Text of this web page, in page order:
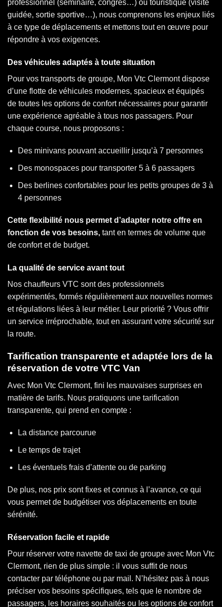
professionnel (séminaire, congrès…) ou touristique (visite
guidée, sortie sportive…), nous comprenons les enjeux liés
à ce type de déplacements et mettons tout en œuvre pour
répondre à vos exigences.
Des véhicules adaptés à toute situation
Pour vos transports de groupe, Mon Vtc Clermont dispose
d’une flotte de véhicules modernes, spacieux et équipés
de toutes les options de confort nécessaires pour garantir
une expérience agréable à tous nos passagers. Pour
chaque course, nous proposons :
Des minivans pouvant accueillir jusqu’à 7 personnes
Des monospaces pour transporter 5 à 6 passagers
Des berlines confortables pour les petits groupes de 3 à
4 personnes
Cette flexibilité nous permet d’adapter notre offre en
fonction de vos besoins, tant en termes de volume que
de confort et de budget.
La qualité de service avant tout
Nos chauffeurs VTC sont des professionnels
expérimentés, formés régulièrement aux nouvelles normes
et régulations liées à leur métier. Leur priorité ? Vous offrir
un service irréprochable, tout en assurant votre sécurité sur
la route.
Tarification transparente et adaptée lors de la
réservation de votre VTC Van
Avec Mon Vtc Clermont, fini les mauvaises surprises en
matière de tarifs. Nous pratiquons une tarification
transparente, qui prend en compte :
La distance parcourue
Le temps de trajet
Les éventuels frais d’attente ou de parking
De plus, nos prix sont fixes et connus à l’avance, ce qui
vous permet de budgétiser vos déplacements en toute
sérénité.
Réservation facile et rapide
Pour réserver votre navette de taxi de groupe avec Mon Vtc
Clermont, rien de plus simple : il vous suffit de nous
contacter par téléphone ou par mail. N’hésitez pas à nous
préciser vos besoins spécifiques, tels que le nombre de
passagers, les horaires souhaités ou les options de confort